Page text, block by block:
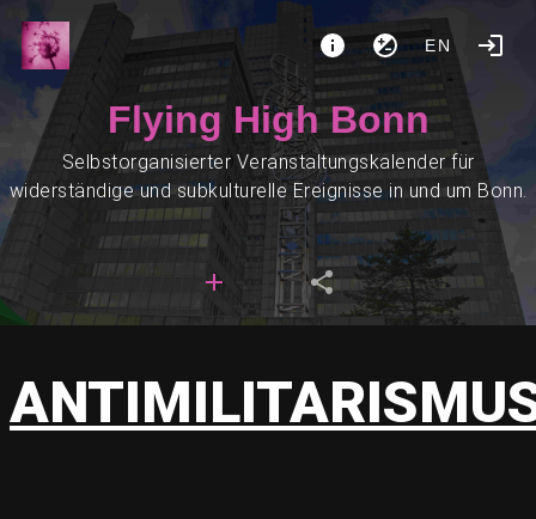
EN
Flying High Bonn
Selbstorganisierter Veranstaltungskalender für
widerständige und subkulturelle Ereignisse in und um Bonn.